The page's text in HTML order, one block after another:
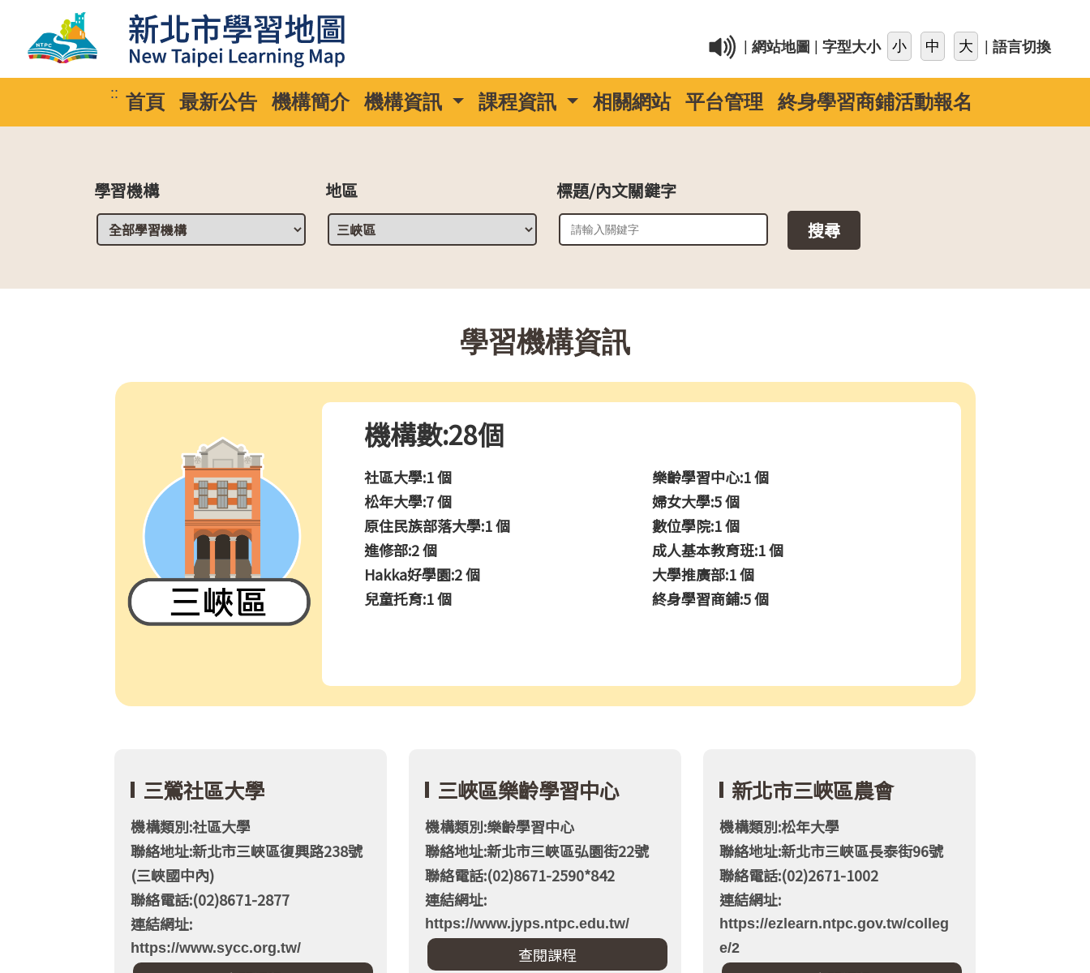
網站地圖 字型大小 語言切換
:: 首頁 最新公告 機構簡介 機構資訊 課程資訊 相關網站 平台管理 終身學習商鋪活動報名
學習機構 地區 標題/內文關鍵字
學習機構資訊
機構數:28個
社區大學:1 個
樂齡學習中心:1 個
松年大學:7 個
婦女大學:5 個
原住民族部落大學:1 個
數位學院:1 個
進修部:2 個
成人基本教育班:1 個
Hakka好學園:2 個
大學推廣部:1 個
兒童托育:1 個
終身學習商鋪:5 個
三鶯社區大學
機構類別:社區大學
聯絡地址:新北市三峽區復興路238號
(三峽國中內)
聯絡電話:(02)8671-2877
連結網址:
https://www.sycc.org.tw/
三峽區樂齡學習中心
機構類別:樂齡學習中心
聯絡地址:新北市三峽區弘園街22號
聯絡電話:(02)8671-2590*842
連結網址:
https://www.jyps.ntpc.edu.tw/
新北市三峽區農會
機構類別:松年大學
聯絡地址:新北市三峽區長泰街96號
聯絡電話:(02)2671-1002
連結網址:
https://ezlearn.ntpc.gov.tw/colleg
e/2